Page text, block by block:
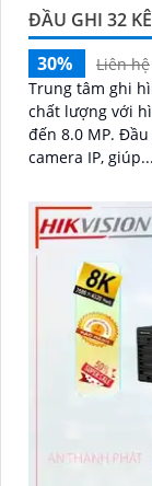
ĐẦU GHI 32
30%
Liên hệ
Trung tâm ghi
chất lượng với
đến 8.0 MP. Đầu ghi còn có khả năng kết nối đến 16
camera IP, giúp...